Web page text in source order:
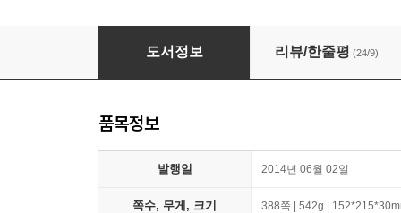
당신이 경제학자라면
도서정보 리뷰/한줄평 (24/9)
품목정보
발행일 2014년 06월 02일
쪽수, 무게, 크기 388쪽 | 542g |